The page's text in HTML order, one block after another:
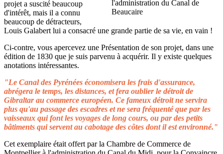
projet a suscité beaucoup
d'intérêt, mais il a connu
beaucoup de détracteurs,
Louis Galabert lui a consacré une grande partie de sa vie, en vain !
Ci-contre, vous apercevez une Présentation de son projet, dans une
édition de 1830 que je suis parvenu à acquérir. Il y existe quelques
anotations intéressantes.
"Le Canal des Pyrénées économisera les frais d'assurance,
abrégera le temps, les distances, et fera oublier le détroit de
Gibraltar au commerce européen. Ce fameux détroit ne servira
plus qu'au passage des escadres et ne sera fréquenté que par les
vaisseaux qui font les voyages de long cours, ou par des petits
bâtiments qui servent au cabotage des côtes dont il est environné."
Cet exemplaire était offert par la Chambre de Commerce de